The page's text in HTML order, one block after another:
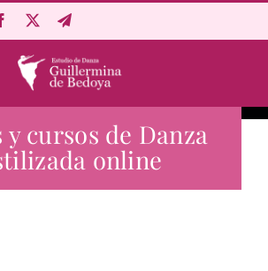
Aprende Online
Estudio
y cursos de Danza
online